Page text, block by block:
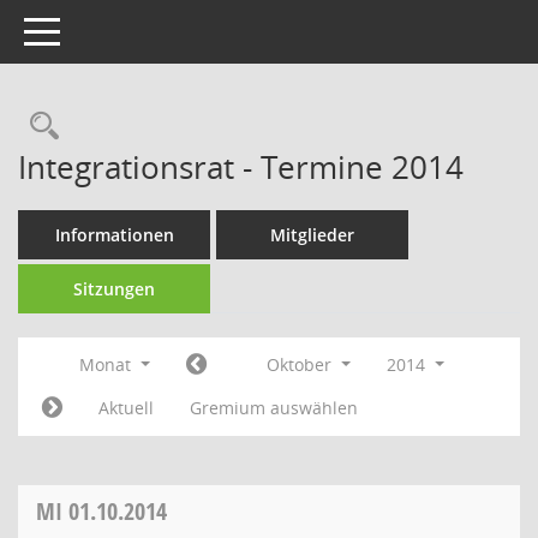
Toggle navigation
Rechercheauswahl
Integrationsrat - Termine 2014
Informationen Mitglieder
Sitzungen
Monat Oktober
2014
Aktuell
Gremium auswählen
MI 01.10.2014